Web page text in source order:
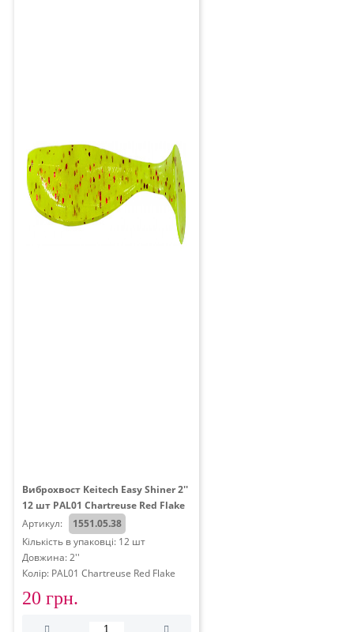
Виброхвост Keitech Easy Shiner 2''
12 шт PAL01 Chartreuse Red Flake
Артикул:
1551.05.38
Кількість в упаковці: 12 шт
Довжина: 2''
Колір: PAL01 Chartreuse Red Flake
20 грн.